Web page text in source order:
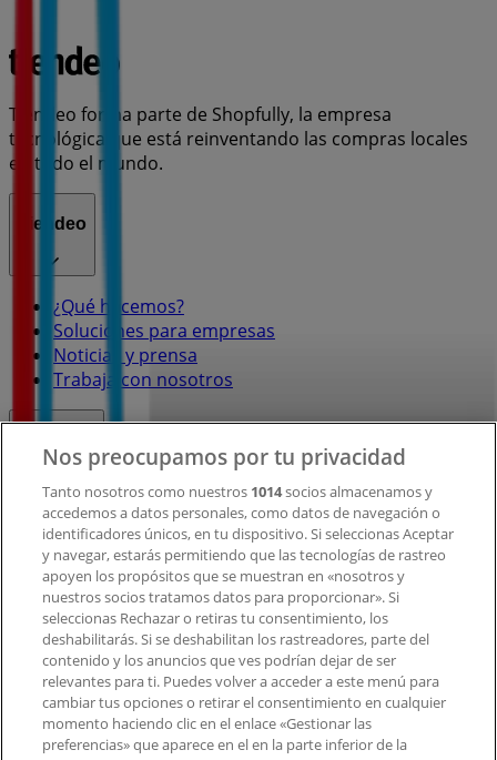
Tiendeo forma parte de Shopfully, la empresa
tecnológica que está reinventando las compras locales
en todo el mundo.
Tiendeo
¿Qué hacemos?
Soluciones para empresas
Noticias y prensa
Trabaja con nosotros
Contacto comercial y de marketing
Tienda mal colocada en el mapa
Notificar un folleto
¿Encontraste un problema en la web o en la
aplicación?
Índices
Nos preocupamos por tu privacidad
Tanto nosotros como nuestros 1014socios almacenamos y
accedemos a datos personales, como datos de navegación o
identificadores únicos, en tu dispositivo. Si seleccionas Aceptar
y navegar, estarás permitiendo que las tecnologías de rastreo
apoyen los propósitos que se muestran en «nosotros y
nuestros socios tratamos datos para proporcionar». Si
seleccionas Rechazar o retiras tu consentimiento, los
deshabilitarás. Si se deshabilitan los rastreadores, parte del
contenido y los anuncios que ves podrían dejar de ser
relevantes para ti. Puedes volver a acceder a este menú para
cambiar tus opciones o retirar el consentimiento en cualquier
momento haciendo clic en el enlace «Gestionar las
preferencias» que aparece en el en la parte inferior de la